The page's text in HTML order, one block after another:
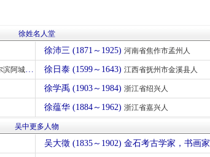
徐姓名人堂
徐沛三 (1871～1925) 河南省焦作市孟州人
阿城人 徐日泰 (1599～1643) 江西省抚州市金溪县人
徐学禹 (1903～1984) 浙江省绍兴人
徐蕴华 (1884～1962) 浙江省嘉兴人
吴中更多人物
吴大徵 (1835～1902) 金石考古学家，书画家